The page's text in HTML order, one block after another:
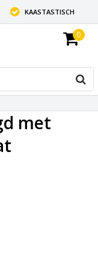
KAASTASTISCH
0
met